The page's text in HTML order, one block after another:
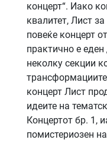
концерт“. Иако
квалитет, Лист
повеќе концерт
практично е
неколку секции
концерт Лист
идеите на
Концертот бр. 1,
помистериозен